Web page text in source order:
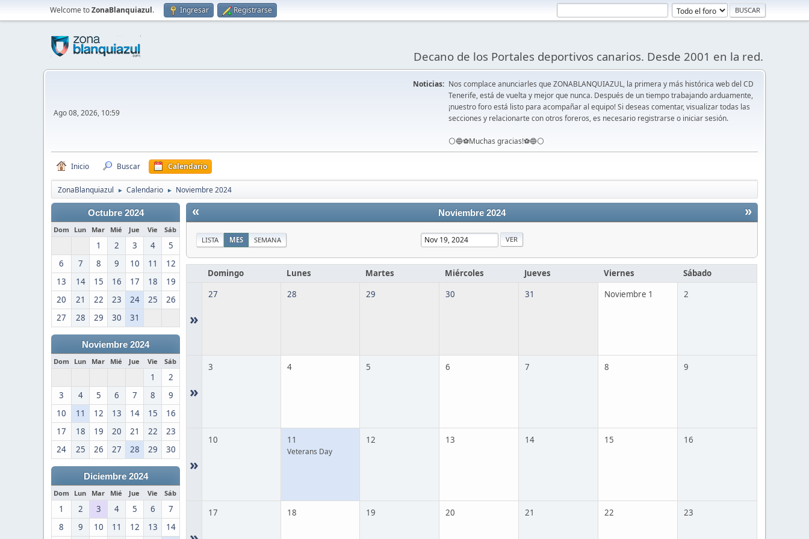
Welcome toZonaBlanquiazul. Ingresar Registrarse
Decano de los Portales deportivos canarios. Desde 2001 en la red.
Ago 08, 2026, 10:59
Noticias: Nos complace anunciarles que ZONABLANQUIAZUL, la primera y más histórica web del CD
Tenerife, está de vuelta y mejor que nunca. Después de un tiempo trabajando arduamente,
¡nuestro foro está listo para acompañar al equipo! Si deseas comentar, visualizar todas las
secciones y relacionarte con otros foreros, es necesario registrarse o iniciar sesión.
⚪️🔵⚽️Muchas gracias!⚽️🔵⚪️
Inicio Buscar Calendario
ZonaBlanquiazul ► Calendario ► Noviembre 2024
Octubre 2024
Dom Lun Mar Mié Jue Vie Sáb
1 2 3 4
5
6
7 8 9 10 11
12
13
14 15 16 17 18
19
20
21 22 23 24 25
26
27
28 29 30 31
Noviembre 2024
Dom Lun Mar Mié Jue Vie Sáb
1
2
3
4 5 6 7 8
9
10
11 12 13 14 15
16
17
18 19 20 21 22
23
24
25 26 27 28 29 30
Diciembre 2024
Dom Lun Mar Mié Jue Vie Sáb
1 2 3 4 5 6
7
8
9 10 11 12 13 14
« »
Noviembre 2024
LISTA MES SEMANA
Domingo Lunes Martes Miércoles Jueves Viernes Sábado
»
27 28 29 30 31 Noviembre 1 2
»
3 4 5 6 7 8 9
»
10 11
Veterans Day
12 13 14 15 16
17 18 19 20 21 22 23